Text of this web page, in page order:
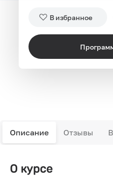
В избранное
Описание Отзывы
О курсе